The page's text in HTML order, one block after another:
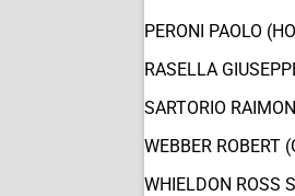
PERONI PAOLO
RASELLA
SARTORIO
WEBBER ROBERT
WHIELDON ROSS